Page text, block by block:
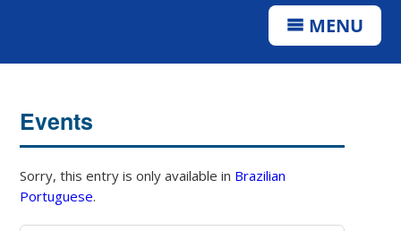
MENU
Events
Sorry, this entry is only available in Brazilian
Portuguese.